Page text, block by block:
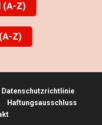
(A-Z)
Z)
Datenschutzrichtlinie
Haftungsausschluss